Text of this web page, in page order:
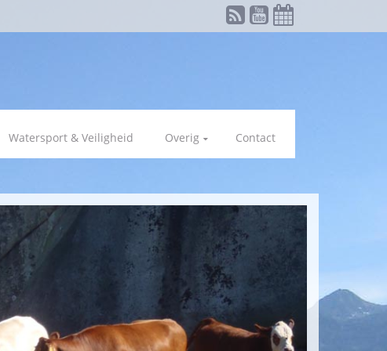
Watersport & Veiligheid Overig Contact